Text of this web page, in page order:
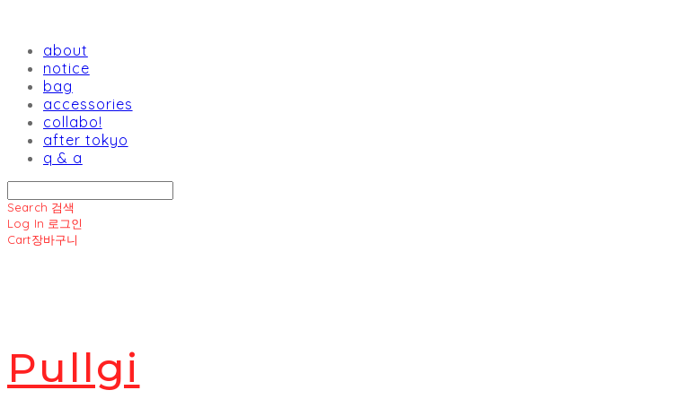
about
notice
bag
accessories
collabo!
after tokyo
q & a
Search 검색
Log In 로그인
Cart장바구니
Pullgi